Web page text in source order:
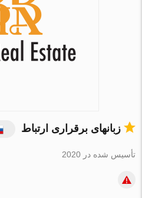
زبانهای برقراری ارتباط
تأسیس شده در 2020